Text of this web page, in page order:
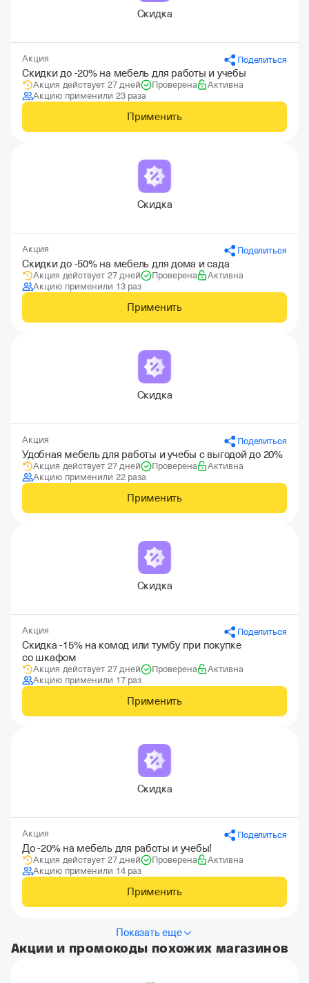
Скидка
Акция Поделиться
Скидки до -20% на мебель для работы и учебы
Акция действует 27 дней Проверена
Активна
Акцию применили 23 раза
Применить
Скидка
Акция Поделиться
Скидки до -50% на мебель для дома и сада
Акция действует 27 дней Проверена
Активна
Акцию применили 13 раз
Применить
Скидка
Акция Поделиться
Удобная мебель для работы и учебы с выгодой до 20%
Акция действует 27 дней Проверена
Активна
Акцию применили 22 раза
Применить
Скидка
Акция Поделиться
Скидка -15% на комод или тумбу при покупке
со шкафом
Акция действует 27 дней Проверена
Активна
Акцию применили 17 раз
Применить
Скидка
Акция Поделиться
До -20% на мебель для работы и учебы!
Акция действует 27 дней Проверена
Активна
Акцию применили 14 раз
Применить
Показать еще
Акции и промокоды похожих магазинов